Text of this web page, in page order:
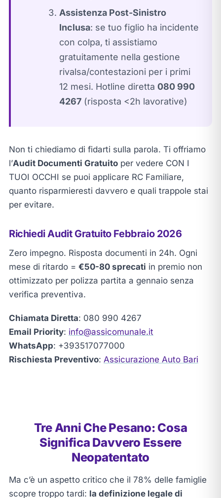
Assistenza Post-Sinistro
Inclusa: se tuo figlio ha incidente
con colpa, ti assistiamo
gratuitamente nella gestione
rivalsa/contestazioni per i primi
12 mesi. Hotline diretta 080 990
4267(risposta <2h lavorative)
Non ti chiediamo di fidarti sulla parola. Ti offriamo
l’Audit Documenti Gratuitoper vedere CON I
TUOI OCCHI se puoi applicare RC Familiare,
quanto risparmieresti davvero e quali trappole stai
per evitare.
Richiedi Audit Gratuito Febbraio 2026
Zero impegno. Risposta documenti in 24h. Ogni
mese di ritardo = €50-80 sprecati in premio non
ottimizzato per polizza partita a gennaio senza
verifica preventiva.
Chiamata Diretta: 080 990 4267
Email Priority: info@assicomunale.it
WhatsApp: +393517077000
Rischiesta Preventivo: Assicurazione Auto Bari
Tre Anni Che Pesano: Cosa
Significa Davvero Essere
Neopatentato
Ma c’è un aspetto critico che il 78% delle famiglie
scopre troppo tardi: la definizione legale di